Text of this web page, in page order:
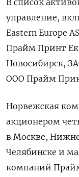
В список
управление,
Eastern Europe
Прайм Принт
Новосибирск,
ООО Прайм
Норвежская
акционером
в Москве,
Челябинске и
компаний